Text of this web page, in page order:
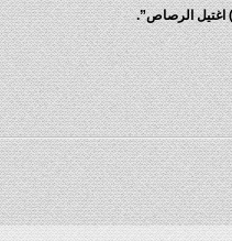
اغتيل الرصاص”.